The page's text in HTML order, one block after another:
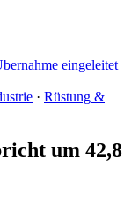
eingeleitet
· Rüstung &
um 42,8